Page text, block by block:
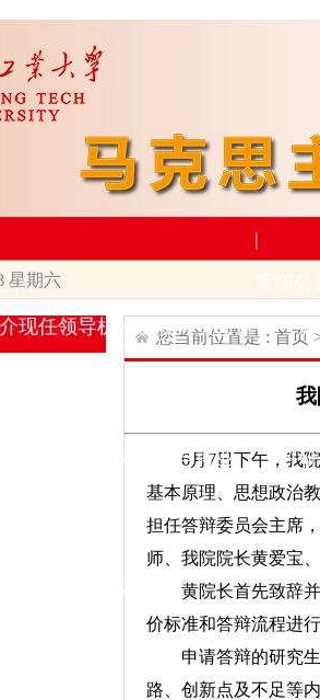
网
现任领导机构设置师资力量
|
学生活动 招生与就业
科
工会活动
星期六
您当前位置是 : 首页
6月 7日下午 ，我院
基本原理、思想政治
担任答辩委员会主席 ，
师 、我院院长黄爱宝
黄院长首先致辞并
价标准和答辩流程进
申请答辩的研究
路、创新点及不足等